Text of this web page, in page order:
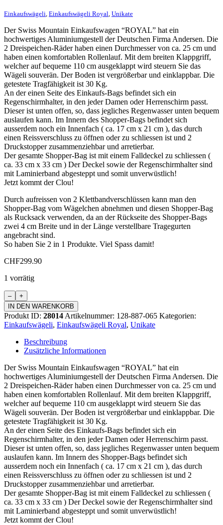
Einkaufswägeli, Einkaufswägeli Royal, Unikate
Der Swiss Mountain Einkaufswagen “ROYAL” hat ein
hochwertiges Aluminiumgestell der Deutschen Firma Andersen. Die
2 Dreispeichen-Räder haben einen Durchmesser von ca. 25 cm und
haben einen komfortablen Rollenlauf. Mit dem breiten Klappgriff,
welcher auf bequeme 110 cm ausgeklappt wird steuern Sie das
Wägeli souverän. Der Boden ist vergrößerbar und einklappbar. Die
getestete Tragfähigkeit ist 30 Kg.
An der einen Seite des Einkaufs-Bags befindet sich ein
Regenschirmhalter, in den jeder Damen oder Herrenschirm passt.
Dieser ist unten offen, so, dass jegliches Regenwasser unten bequem
auslaufen kann. Im Innern des Shopper-Bags befindet sich
ausserdem noch ein Innenfach ( ca. 17 cm x 21 cm ), das durch
einen Reissverschluss zu öffnen oder zu schliessen ist und 2
Druckstopper zusammenziehbar und arretierbar.
Der gesamte Shopper-Bag ist mit einem Falldeckel zu schliessen (
ca. 33 cm x 33 cm ) Der Deckel sowie der Regenschirmhalter sind
mit Laminierband abgesteppt und somit unverwüstlich!
Jetzt kommt der Clou!
Durch aufreissen von 2 Klettbandverschlüssen kann man den
Shopper-Bag vom Wägelchen abnehmen und diesen Shopper-Bag
als Rucksack verwenden, da an der Rückseite des Shopper-Bags
zwei 4 cm Breite und in der Länge verstellbare Tragegurten
angebracht sind.
So haben Sie 2 in 1 Produkte. Viel Spass damit!
CHF299.90
1 vorrätig
Einkaufswägeli
"ROYAL"
Menge
IN DEN WARENKORB
Produkt ID: 28014 Artikelnummer: 128-887-065 Kategorien:
Einkaufswägeli, Einkaufswägeli Royal, Unikate
Beschreibung
Zusätzliche Informationen
Der Swiss Mountain Einkaufswagen “ROYAL” hat ein
hochwertiges Aluminiumgestell der Deutschen Firma Andersen. Die
2 Dreispeichen-Räder haben einen Durchmesser von ca. 25 cm und
haben einen komfortablen Rollenlauf. Mit dem breiten Klappgriff,
welcher auf bequeme 110 cm ausgeklappt wird steuern Sie das
Wägeli souverän. Der Boden ist vergrößerbar und einklappbar. Die
getestete Tragfähigkeit ist 30 Kg.
An der einen Seite des Einkaufs-Bags befindet sich ein
Regenschirmhalter, in den jeder Damen oder Herrenschirm passt.
Dieser ist unten offen, so, dass jegliches Regenwasser unten bequem
auslaufen kann. Im Innern des Shopper-Bags befindet sich
ausserdem noch ein Innenfach ( ca. 17 cm x 21 cm ), das durch
einen Reissverschluss zu öffnen oder zu schliessen ist und 2
Druckstopper zusammenziehbar und arretierbar.
Der gesamte Shopper-Bag ist mit einem Falldeckel zu schliessen (
ca. 33 cm x 33 cm ) Der Deckel sowie der Regenschirmhalter sind
mit Laminierband abgesteppt und somit unverwüstlich!
Jetzt kommt der Clou!